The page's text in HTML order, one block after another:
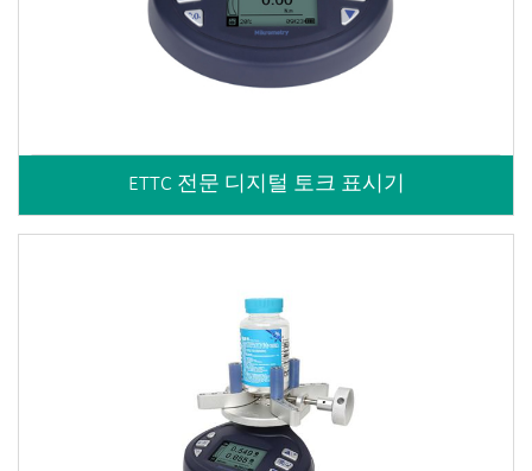
ETTC 전문 디지털 토크 표시기